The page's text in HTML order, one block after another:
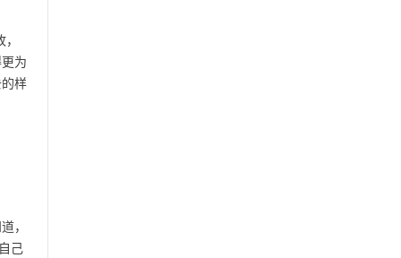
为
样
，
己